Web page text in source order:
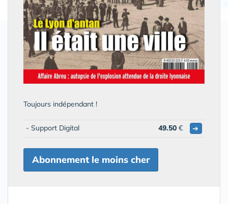
Toujours indépendant !
- Support Digital 49.50 € ➔
Abonnement le moins cher